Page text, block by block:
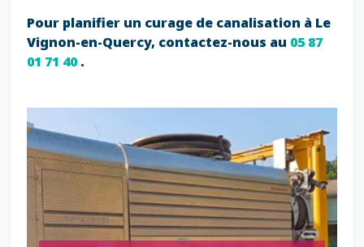
Pour planifier un curage de canalisation à Le
Vignon-en-Quercy, contactez-nous au 05 87
01 71 40.